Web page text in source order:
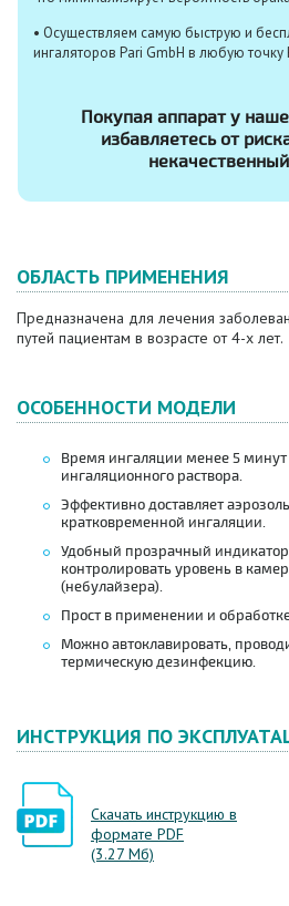
• Осуществляем самую быструю и
ингаляторов Pari GmbH в любую точку
Покупая аппарат у
избавляетесь от
ОБЛАСТЬ ПРИМЕНЕНИЯ
Предназначена для лечения
путей пациентам в возрасте от 4-х лет.
ОСОБЕННОСТИ МОДЕЛИ
Время ингаляции менее 5
ингаляционного раствора.
Эффективно доставляет
кратковременной ингаляции.
Удобный прозрачный индикатор
контролировать уровень в
(небулайзера).
Прост в применении и
Можно автоклавировать,
термическую дезинфекцию.
ИНСТРУКЦИЯ ПО
Скачать инструкцию в
формате PDF
(3.27 Мб)